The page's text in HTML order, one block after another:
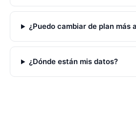
¿Puedo cambiar de plan más
¿Dónde están mis datos?